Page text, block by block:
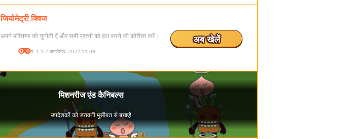
जियोमेट्री क्विज
अपने मस्तिष्क को चुनौती दें और सभी प्रश्नों को हल करने की कोशिश करें।
संस्करण: 1.1.2 अपडेटेडः 2022-11-09
अब खेलें